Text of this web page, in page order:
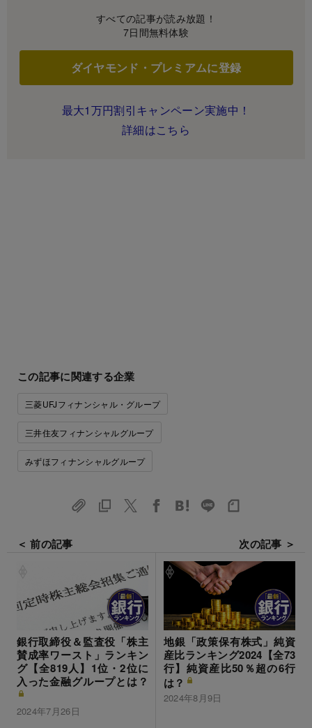
すべての記事が読み放題！
7日間無料体験
ダイヤモンド・プレミアムに登録
最大1万円割引キャンペーン実施中！
詳細はこちら
この記事に関連する企業
三菱UFJフィナンシャル・グループ
三井住友フィナンシャルグループ
みずほフィナンシャルグループ
＜ 前の記事
銀行取締役＆監査役「株主
賛成率ワースト」ランキン
グ【全819人】1位・2位に
入った金融グループとは？
2024年7月26日
次の記事 ＞
地銀「政策保有株式」純資
産比ランキング2024【全73
行】純資産比50％超の6行
は？
2024年8月9日